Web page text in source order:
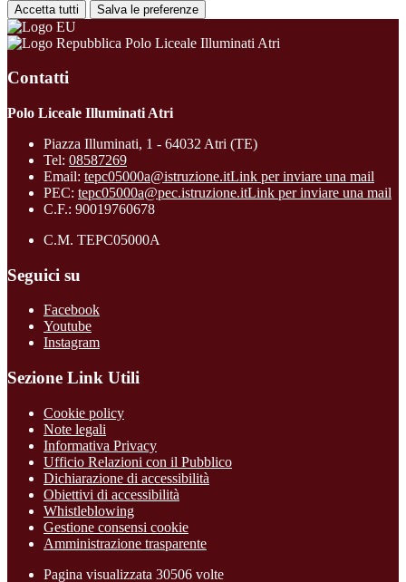
Accetta tutti Salva le preferenze
Polo Liceale Illuminati Atri
Contatti
Polo Liceale Illuminati Atri
Piazza Illuminati, 1 - 64032 Atri (TE)
Tel: 08587269
Email: tepc05000a@istruzione.itLink per inviare una mail
PEC: tepc05000a@pec.istruzione.itLink per inviare una mail
C.F.: 90019760678
C.M. TEPC05000A
Seguici su
Facebook
Youtube
Instagram
Sezione Link Utili
Cookie policy
Note legali
Informativa Privacy
Ufficio Relazioni con il Pubblico
Dichiarazione di accessibilità
Obiettivi di accessibilità
Whistleblowing
Gestione consensi cookie
Amministrazione trasparente
Pagina visualizzata 30506 volte